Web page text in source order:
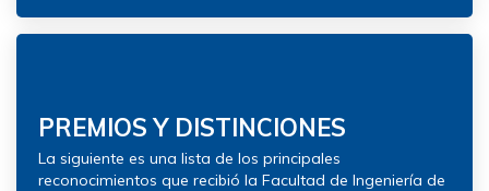
PREMIOS Y DISTINCIONES
La siguiente es una lista de los principales
reconocimientos que recibió la Facultad de Ingeniería de